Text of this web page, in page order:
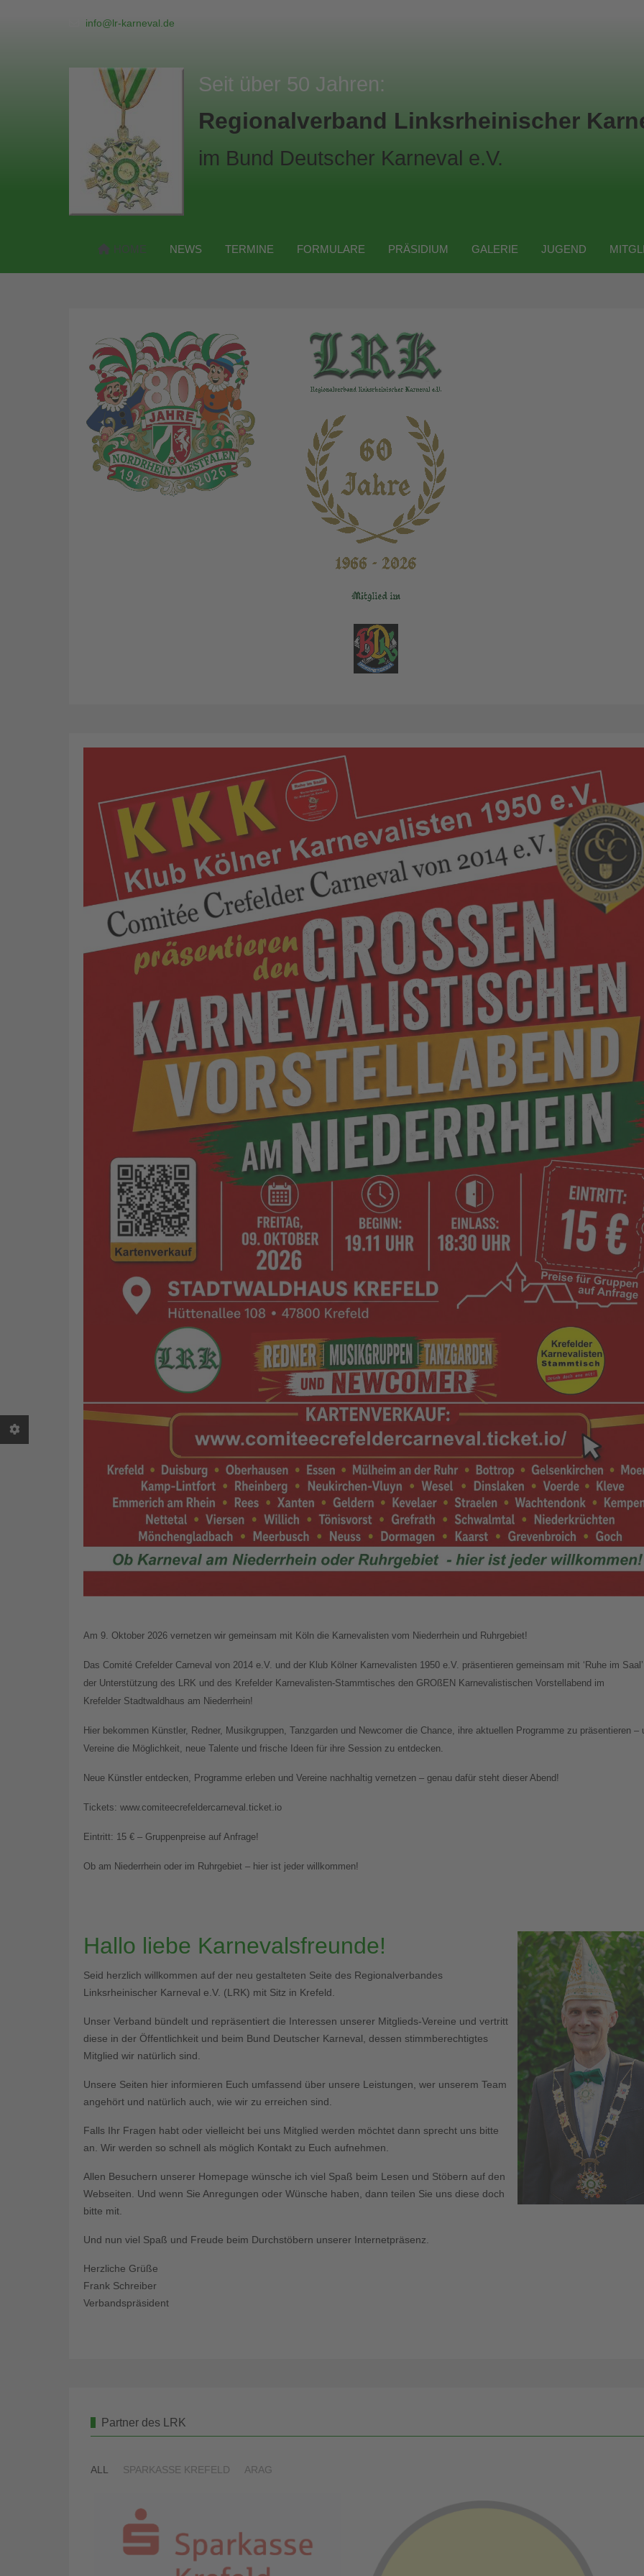
info@lr-karneval.de
Seit über 50 Jahren:
Regionalverband Linksrheinischer
im Bund Deutscher Karneval e.V.
HOME NEWS TERMINE FORMULARE PRÄSIDIUM GALERIE JUGEND
Am 9. Oktober 2026 vernetzen wir gemeinsam mit Köln die Karnevalisten vom Niederrhein und Ruhrgebiet!
Das Comité Crefelder Carneval von 2014 e.V. und der Klub Kölner Karnevalisten 1950 e.V. präsentieren gemeinsam mit ‘Ruhe im Saal’
der Unterstützung des LRK und des Krefelder Karnevalisten-Stammtisches den GROßEN Karnevalistischen Vorstellabend im
Krefelder Stadtwaldhaus am Niederrhein!
Hier bekommen Künstler, Redner, Musikgruppen, Tanzgarden und Newcomer die Chance, ihre aktuellen Programme zu präsentieren –
Vereine die Möglichkeit, neue Talente und frische Ideen für ihre Session zu entdecken.
Neue Künstler entdecken, Programme erleben und Vereine nachhaltig vernetzen – genau dafür steht dieser Abend!
Tickets: www.comiteecrefeldercarneval.ticket.io
Eintritt: 15 € – Gruppenpreise auf Anfrage!
Ob am Niederrhein oder im Ruhrgebiet – hier ist jeder willkommen!
Hallo liebe Karnevalsfreunde!
Seid herzlich willkommen auf der neu gestalteten Seite des Regionalverbandes
Linksrheinischer Karneval e.V. (LRK) mit Sitz in Krefeld.
Unser Verband bündelt und repräsentiert die Interessen unserer Mitglieds-Vereine und vertritt
diese in der Öffentlichkeit und beim Bund Deutscher Karneval, dessen stimmberechtigtes
Mitglied wir natürlich sind.
Unsere Seiten hier informieren Euch umfassend über unsere Leistungen, wer unserem Team
angehört und natürlich auch, wie wir zu erreichen sind.
Falls Ihr Fragen habt oder vielleicht bei uns Mitglied werden möchtet dann sprecht uns bitte
an. Wir werden so schnell als möglich Kontakt zu Euch aufnehmen.
Allen Besuchern unserer Homepage wünsche ich viel Spaß beim Lesen und Stöbern auf den
Webseiten. Und wenn Sie Anregungen oder Wünsche haben, dann teilen Sie uns diese doch
bitte mit.
Und nun viel Spaß und Freude beim Durchstöbern unserer Internetpräsenz.
Herzliche Grüße
Frank Schreiber
Verbandspräsident
Partner des LRK
ALL SPARKASSE KREFELD ARAG